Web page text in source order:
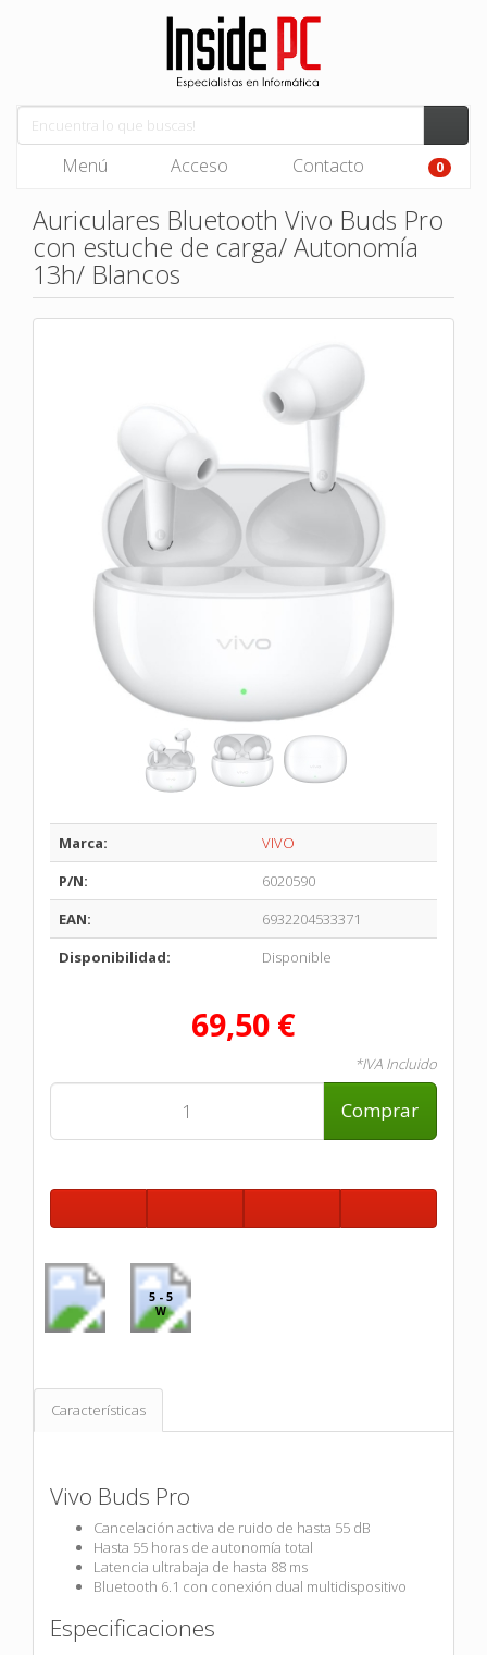
Menú Acceso Contacto 0
Auriculares Bluetooth Vivo Buds Pro
con estuche de carga/ Autonomía
13h/ Blancos
Marca:
VIVO
P/N:
6020590
EAN:
6932204533371
Disponibilidad:
Disponible
69,50 €
*IVA Incluido
Comprar
5 - 5
W
Características
Vivo Buds Pro
Cancelación activa de ruido de hasta 55 dB
Hasta 55 horas de autonomía total
Latencia ultrabaja de hasta 88 ms
Bluetooth 6.1 con conexión dual multidispositivo
Especificaciones